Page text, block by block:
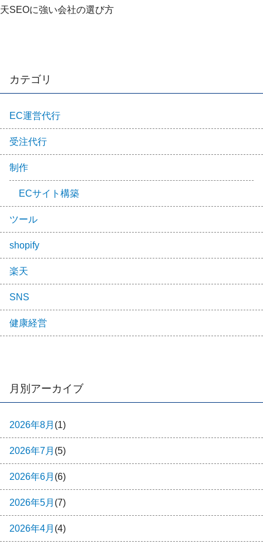
天SEOに強い会社の選び方
カテゴリ
EC運営代行
受注代行
制作
ECサイト構築
ツール
shopify
楽天
SNS
健康経営
月別アーカイブ
2026年8月 (1)
2026年7月 (5)
2026年6月 (6)
2026年5月 (7)
2026年4月 (4)